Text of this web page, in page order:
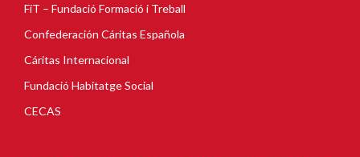
FiT – Fundació Formació i Treball
Confederación Cáritas Española
Cáritas Internacional
Fundació Habitatge Social
CECAS